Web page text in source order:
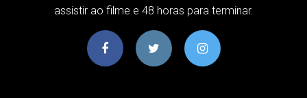
assistir ao filme e 48 horas para terminar.